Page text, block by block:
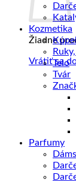
Žiadne
Vrátiť sa
Kozmetika
Telo
Tvár
Parfumy